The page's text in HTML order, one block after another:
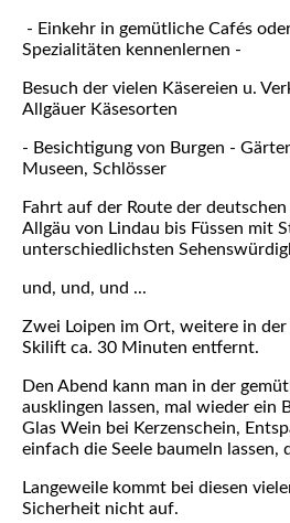
- Einkehr in gemütliche Cafés
Spezialitäten kennenlernen -
Besuch der vielen Käsereien u.
Allgäuer Käsesorten
- Besichtigung von Burgen -
Museen, Schlösser
Fahrt auf der Route der
Allgäu von Lindau bis Füssen mit
unterschiedlichsten
und, und, und ...
Zwei Loipen im Ort, weitere in
Skilift ca. 30 Minuten entfernt.
Den Abend kann man in der
ausklingen lassen, mal wieder ein
Glas Wein bei Kerzenschein,
einfach die Seele baumeln lassen,
Langeweile kommt bei diesen
Sicherheit nicht auf.